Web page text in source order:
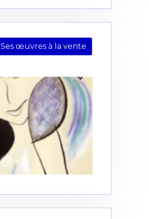
Ses œuvres à la vente